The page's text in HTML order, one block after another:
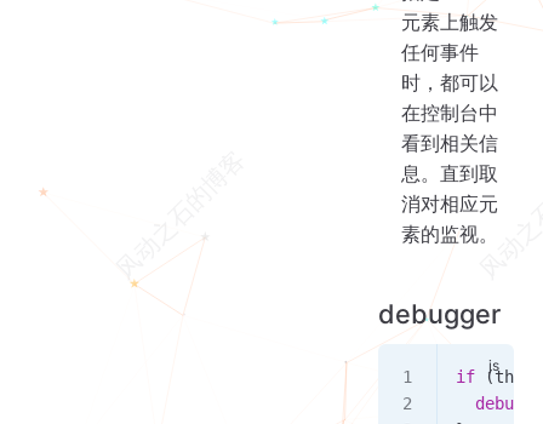
元素上触发
任何事件
时，都可以
在控制台中
看到相关信
息。直到取
消对相应元
素的监视。
debugger
if (